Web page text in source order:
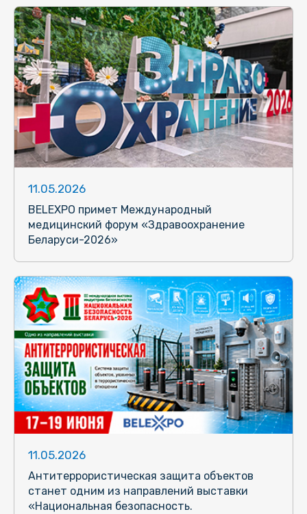
11.05.2026
BELEXPO примет Международный
медицинский форум «Здравоохранение
Беларуси-2026»
11.05.2026
Антитеррористическая защита объектов
станет одним из направлений выставки
«Национальная безопасность.